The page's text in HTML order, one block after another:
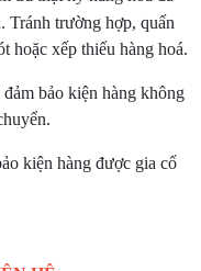
Tránh trường hợp, quấn
hoặc xếp thiếu hàng hoá.
bảo kiện hàng không
kiện hàng được gia cố